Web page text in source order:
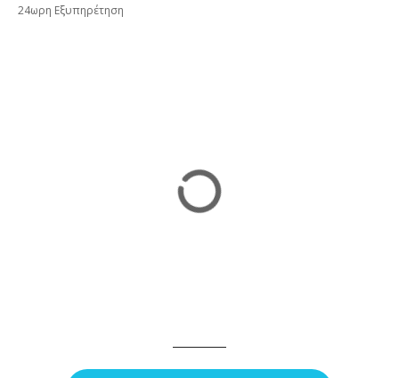
24ωρη Εξυπηρέτηση